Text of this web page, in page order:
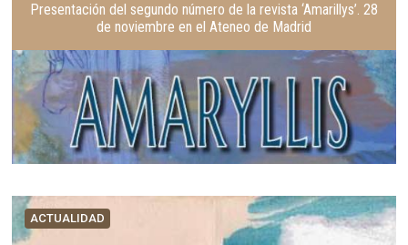
Presentación del segundo número de la revista ‘Amarillys’. 28
de noviembre en el Ateneo de Madrid
ACTUALIDAD